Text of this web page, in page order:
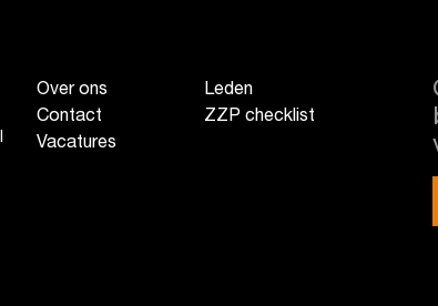
Over ons
Contact
Vacatures
Leden
ZZP checklist